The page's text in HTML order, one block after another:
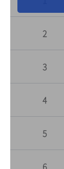
2
3
4
5
6